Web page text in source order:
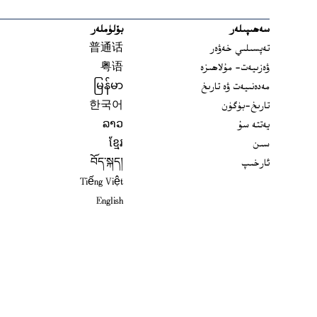
سەھىپىلەر
تەپسىلىي خەۋەر
ۋەزىيەت- مۇلاھىزە
مەدەنىيەت ۋە تارىخ
تارىخ-بۈگۈن
يەتتە سۇ
سىن
ئارخىپ
بۆلۈملەر
普通话
粤语
မြန်မာ
한국어
ລາວ
ខ្មែរ
བོད་སྐད།
Tiếng Việt
English